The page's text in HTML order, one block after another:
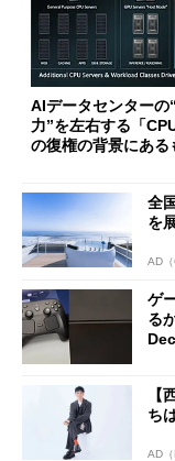
AIデータセンターの
力”を左右する「
の復権の背景にある
全
を
AD
ゲ
る
【
ち
AD（